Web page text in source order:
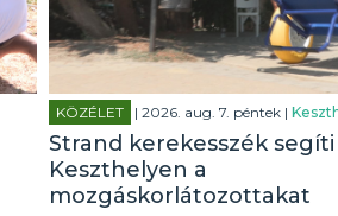
KÖZÉLET | 2026. aug. 7. péntek |
Strand kerekesszék segíti
Keszthelyen a
mozgáskorlátozottakat